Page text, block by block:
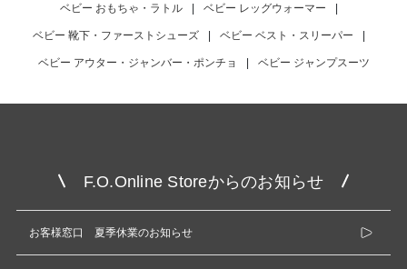
ベビー おもちゃ・ラトル | ベビー レッグウォーマー |
ベビー 靴下・ファーストシューズ | ベビー ベスト・スリーパー |
ベビー アウター・ジャンバー・ポンチョ | ベビー ジャンプスーツ
F.O.Online Storeからのお知らせ
お客様窓口 夏季休業のお知らせ